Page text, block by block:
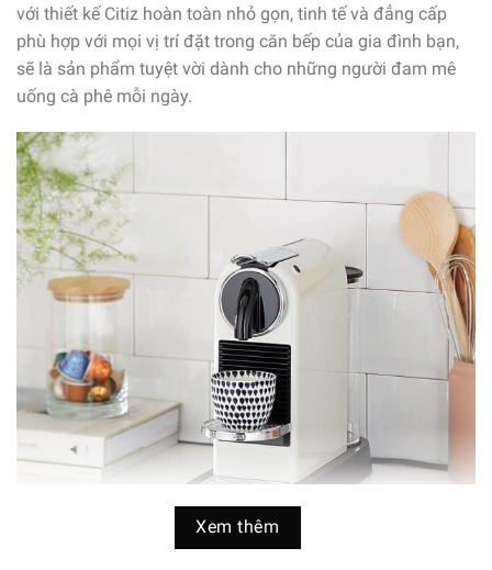
với thiết kế Citiz hoàn toàn nhỏ gọn, tinh tế và đẳng cấp
phù hợp với mọi vị trí đặt trong căn bếp của gia đình bạn,
sẽ là sản phẩm tuyệt vời dành cho những người đam mê
uống cà phê mỗi ngày.
Xem thêm